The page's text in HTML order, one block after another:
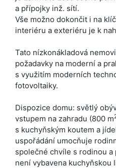
a přípojky inž. sítí.
Vše možno dokončit i na
interiéru a exteriéru je k
Tato nízkonákladová
požadavky na moderní a
s využitím moderních
fotovoltaiky.
Dispozice domu: světlý
vstupem na zahradu (800 m
s kuchyňským koutem a
uspořádání umocňuje
společné chvíle s rodinou a
není vybavena kuchyňskou